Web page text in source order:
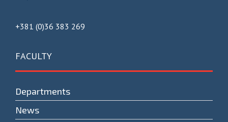
+381 (0)36 383 269
FACULTY
Departments
News